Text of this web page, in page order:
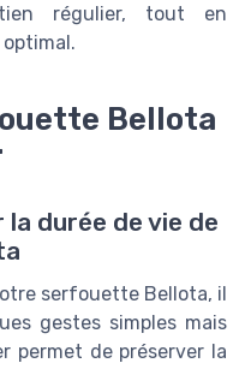
régulier, tout en
Bellota
la durée de vie de
serfouette Bellota, il
gestes simples mais
permet de préserver la